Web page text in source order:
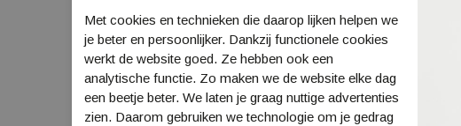
Met cookies en technieken die daarop lijken helpen we
je beter en persoonlijker. Dankzij functionele cookies
werkt de website goed. Ze hebben ook een
analytische functie. Zo maken we de website elke dag
een beetje beter. We laten je graag nuttige advertenties
zien. Daarom gebruiken we technologie om je gedrag